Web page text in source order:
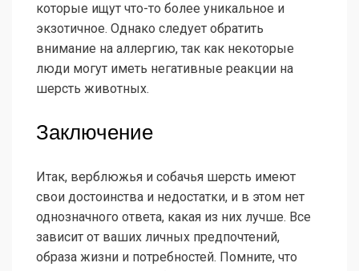
которые ищут что-то более уникальное и
экзотичное. Однако следует обратить
внимание на аллергию, так как некоторые
люди могут иметь негативные реакции на
шерсть животных.
Заключение
Итак, верблюжья и собачья шерсть имеют
свои достоинства и недостатки, и в этом нет
однозначного ответа, какая из них лучше. Все
зависит от ваших личных предпочтений,
образа жизни и потребностей. Помните, что